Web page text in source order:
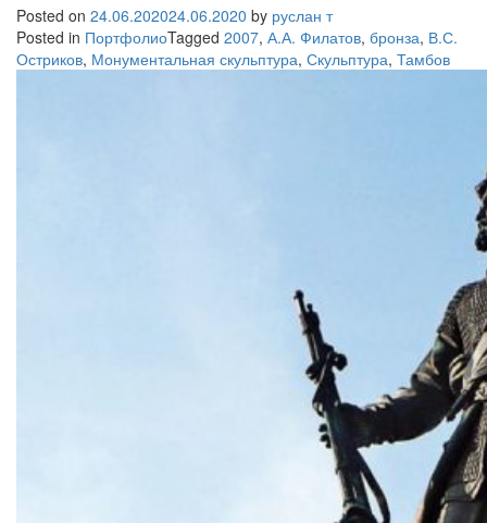
Posted on 24.06.202024.06.2020 by руслан т
Posted in ПортфолиоTagged 2007, А.А. Филатов, бронза, В.С.
Остриков, Монументальная скульптура, Скульптура, Тамбов